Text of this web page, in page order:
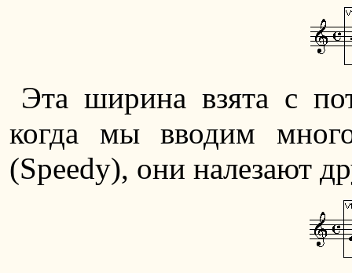
Эта ширина взята с
когда мы вводим
(Speedy), они налезают